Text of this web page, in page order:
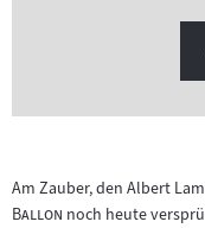
Am Zauber, den Albert
Ballon "noch heute